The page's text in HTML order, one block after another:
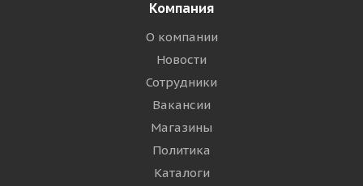
Компания
О компании
Новости
Сотрудники
Вакансии
Магазины
Политика
Каталоги